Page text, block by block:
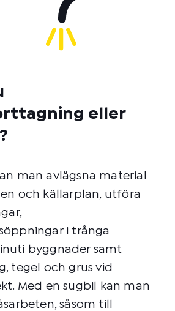
eller
man avlägsna material
och källarplan, utföra
i trånga
byggnader samt
tegel och grus vid
Med en sugbil kan man
såsom till